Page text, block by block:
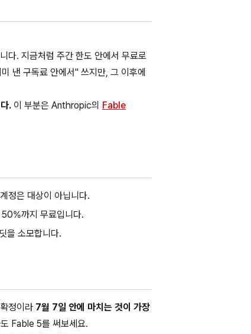
다. 지금처럼 주간 한도 안에서 무료로
낸 구독료 안에서" 쓰지만, 그 이후에
. 이 부분은 Anthropic의 Fable
정은 대상이 아닙니다.
까지 무료입니다.
을 소모합니다.
정이라 7월 7일 안에 마치는 것이 가장
Fable 5를 써보세요.